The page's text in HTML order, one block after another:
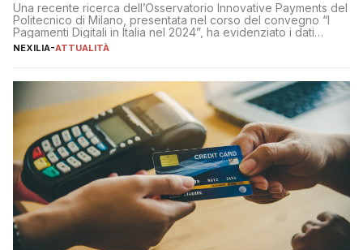
Una recente ricerca dell’Osservatorio Innovative Payments del
Politecnico di Milano, presentata nel corso del convegno “I
Pagamenti Digitali in Italia nel 2024”, ha evidenziato i dati
definitivi del primo semestre 2024 relativamente alle
NEXILIA-ATTUALITÀ